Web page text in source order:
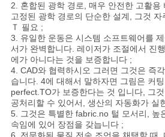
해
COMPANY
NEWS
SITEMAP
2. 혼합된 광학 경로, 매우 안전한 고활용
고정된 광학 경로의 단순한 설계, 그것
Ｔ 필요 ;
3. 유일한 운동은 시스템 소프트웨어를
서가 완벽합니다. 레이저가 조절에서 진
에가 아니다는 것을 보증합니다 ;
4. CAD와 협력하시오 그러면 그것은 즉
습니다. 4에 대해서 말하자면 그림은 커
perfect.TO가 보증한다는 것 입니다, 그
공처리할 수 있어서, 생산의 자동화가 실
5. 그것은 특별한 fabric.no 털 모서리, 높
속임에 있어 장점을 갖늡니다 ;